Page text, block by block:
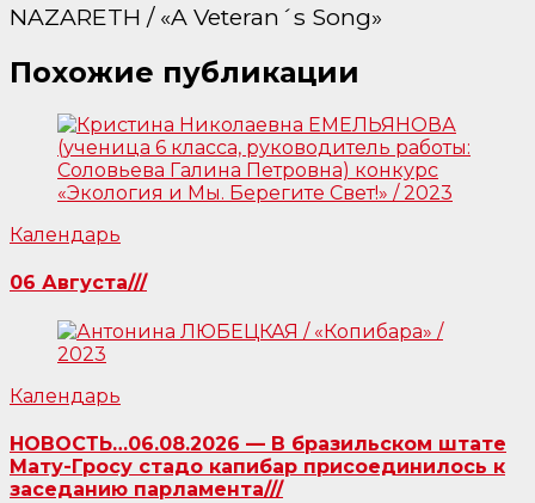
NAZARETH / «A Veteran´s Song»
Похожие публикации
Календарь
06 Августа///
Календарь
НОВОСТЬ…06.08.2026 — В бразильском штате
Мату-Гросу стадо капибар присоединилось к
заседанию парламента///